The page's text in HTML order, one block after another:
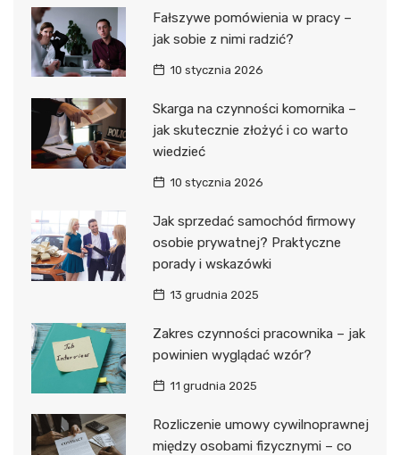
Fałszywe pomówienia w pracy –
jak sobie z nimi radzić?
10 stycznia 2026
Skarga na czynności komornika –
jak skutecznie złożyć i co warto
wiedzieć
10 stycznia 2026
Jak sprzedać samochód firmowy
osobie prywatnej? Praktyczne
porady i wskazówki
13 grudnia 2025
Zakres czynności pracownika – jak
powinien wyglądać wzór?
11 grudnia 2025
Rozliczenie umowy cywilnoprawnej
między osobami fizycznymi – co